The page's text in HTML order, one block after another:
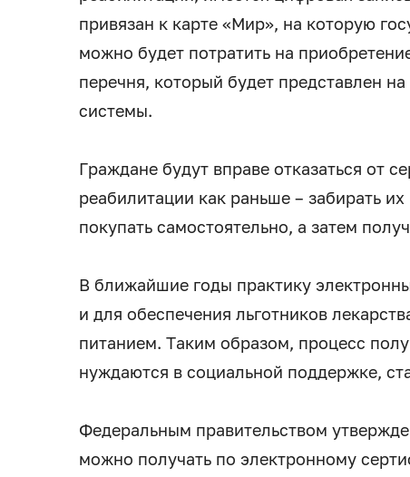
привязан к карте «Мир», на которую
можно будет потратить на
перечня, который будет представлен
системы.
Граждане будут вправе отказаться от
реабилитации как раньше – забирать
покупать самостоятельно, а затем
В ближайшие годы практику
и для обеспечения льготников
питанием. Таким образом, процесс
нуждаются в социальной поддержке,
Федеральным правительством
можно получать по электронному